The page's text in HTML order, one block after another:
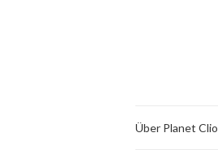
Über Planet Clio